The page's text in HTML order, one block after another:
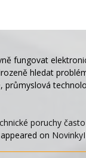
fungovat
hledat
průmyslová
poruchy
on